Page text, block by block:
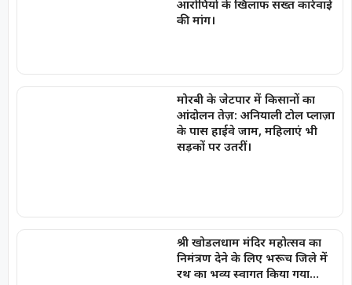
आरोपियों के खिलाफ सख्त कार्रवाई
की मांग।
मोरबी के जेटपार में किसानों का
आंदोलन तेज़: अनियाली टोल प्लाज़ा
के पास हाईवे जाम, महिलाएं भी
सड़कों पर उतरीं।
श्री खोडलधाम मंदिर महोत्सव का
निमंत्रण देने के लिए भरूच जिले में
रथ का भव्य स्वागत किया गया…